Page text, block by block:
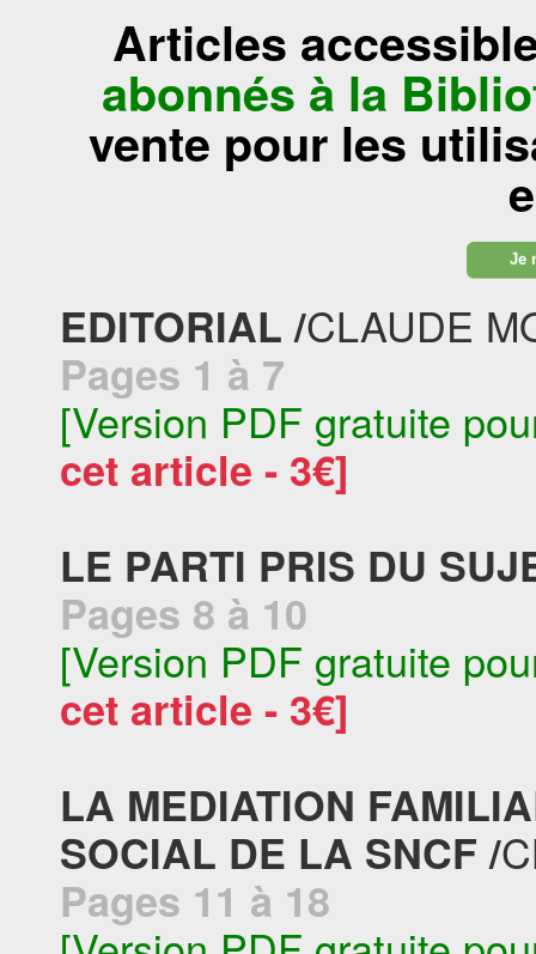
Articles
abonnés à la
vente pour les
Je
EDITORIAL /CLAUDE
Pages 1 à 7
[Version PDF gratuite
cet article - 3€]
LE PARTI PRIS DU
Pages 8 à 10
[Version PDF gratuite
cet article - 3€]
LA MEDIATION
SOCIAL DE LA SNCF /
Pages 11 à 18